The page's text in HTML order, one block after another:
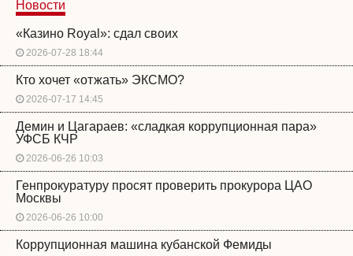
Новости
«Казино Royal»: сдал своих
2026-07-28 18:44
Кто хочет «отжать» ЭКСМО?
2026-07-17 14:45
Демин и Цагараев: «сладкая коррупционная пара»
УФСБ КЧР
2026-06-26 10:03
Генпрокуратуру просят проверить прокурора ЦАО
Москвы
2026-06-26 10:00
Коррупционная машина кубанской Фемиды